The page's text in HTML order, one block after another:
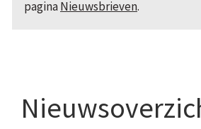
paginaNieuwsbrieven.